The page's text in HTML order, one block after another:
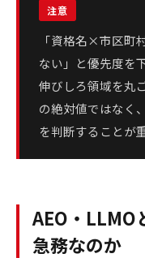
「資格名×市区町
ない」と優先度を
伸びしろ領域を丸
の絶対値ではなく
を判断することが
AEO・LLMO
急務なのか